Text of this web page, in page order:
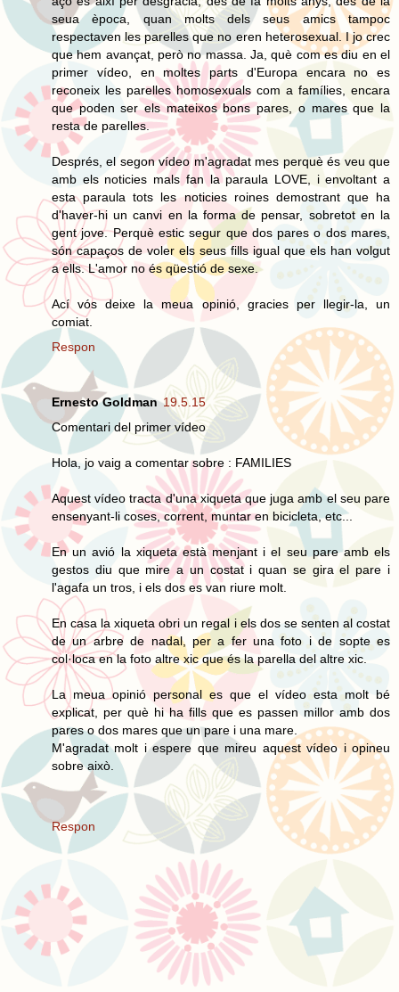
seua època, quan molts dels seus amics tampoc
respectaven les parelles que no eren heterosexual. I jo crec
que hem avançat, però no massa. Ja, què com es diu en el
primer vídeo, en moltes parts d'Europa encara no es
reconeix les parelles homosexuals com a famílies, encara
que poden ser els mateixos bons pares, o mares que la
resta de parelles.
Després, el segon vídeo m'agradat mes perquè és veu que
amb els noticies mals fan la paraula LOVE, i envoltant a
esta paraula tots les noticies roines demostrant que ha
d'haver-hi un canvi en la forma de pensar, sobretot en la
gent jove. Perquè estic segur que dos pares o dos mares,
són capaços de voler els seus fills igual que els han volgut
a ells. L'amor no és qüestió de sexe.
Ací vós deixe la meua opinió, gracies per llegir-la, un
comiat.
Respon
Ernesto Goldman 19.5.15
Comentari del primer vídeo
Hola, jo vaig a comentar sobre : FAMILIES
Aquest vídeo tracta d'una xiqueta que juga amb el seu pare
ensenyant-li coses, corrent, muntar en bicicleta, etc...
En un avió la xiqueta està menjant i el seu pare amb els
gestos diu que mire a un costat i quan se gira el pare i
l'agafa un tros, i els dos es van riure molt.
En casa la xiqueta obri un regal i els dos se senten al costat
de un arbre de nadal, per a fer una foto i de sopte es
col·loca en la foto altre xic que és la parella del altre xic.
La meua opinió personal es que el vídeo esta molt bé
explicat, per què hi ha fills que es passen millor amb dos
pares o dos mares que un pare i una mare.
M'agradat molt i espere que mireu aquest vídeo i opineu
sobre això.
Respon